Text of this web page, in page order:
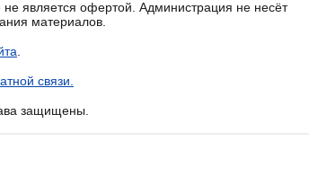
является офертой. Администрация не несёт
материалов.
связи.
защищены.